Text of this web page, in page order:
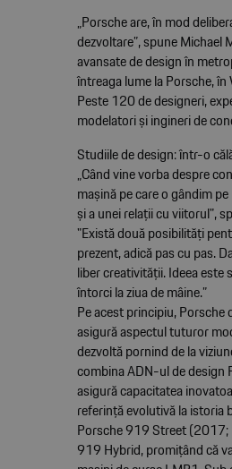
„Porsche are, în mod
dezvoltare”, spune Michael
avansate de design în
întreaga lume la Porsche,
Peste 120 de designeri,
modelatori și ingineri de
Studiile de design: într-o
„Când vine vorba despre
mașină pe care o gândim
și a unei relații cu viitorul",
"Există două posibilități
prezent, adică pas cu pas.
liber creativității. Ideea este
întorci la ziua de mâine.”
Pe acest principiu,
asigură aspectul tuturor
dezvoltă pornind de la
combina ADN-ul de design
asigură capacitatea
referință evolutivă la istoria
Porsche 919 Street (2017;
919 Hybrid, promițând că